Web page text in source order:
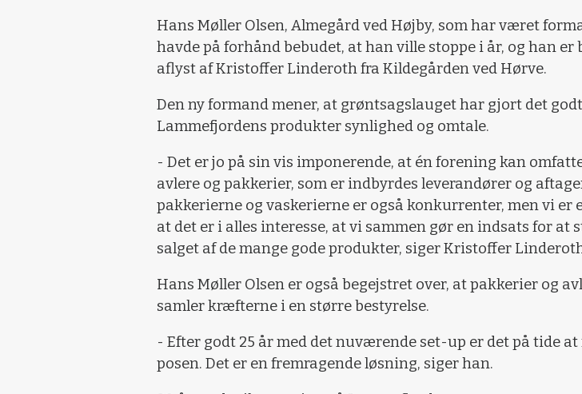
Hans Møller Olsen, Almegård ved Højby, som har været
havde på forhånd bebudet, at han ville stoppe i år, og han er
aflyst af Kristoffer Linderoth fra Kildegården ved Hørve.
Den ny formand mener, at grøntsagslauget har gjort det
Lammefjordens produkter synlighed og omtale.
- Det er jo på sin vis imponerende, at én forening kan
avlere og pakkerier, som er indbyrdes leverandører og
pakkerierne og vaskerierne er også konkurrenter, men vi er
at det er i alles interesse, at vi sammen gør en indsats for at
salget af de mange gode produkter, siger Kristoffer
Hans Møller Olsen er også begejstret over, at pakkerier og
samler kræfterne i en større bestyrelse.
- Efter godt 25 år med det nuværende set-up er det på tide at
posen. Det er en fremragende løsning, siger han.